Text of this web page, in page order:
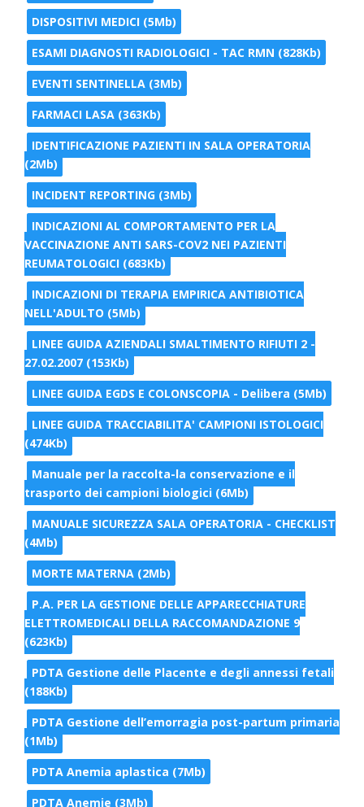
DISPOSITIVI MEDICI (5Mb)
ESAMI DIAGNOSTI RADIOLOGICI - TAC RMN (828Kb)
EVENTI SENTINELLA (3Mb)
FARMACI LASA (363Kb)
IDENTIFICAZIONE PAZIENTI IN SALA OPERATORIA
(2Mb)
INCIDENT REPORTING (3Mb)
INDICAZIONI AL COMPORTAMENTO PER LA
VACCINAZIONE ANTI SARS-COV2 NEI PAZIENTI
REUMATOLOGICI (683Kb)
INDICAZIONI DI TERAPIA EMPIRICA ANTIBIOTICA
NELL'ADULTO (5Mb)
LINEE GUIDA AZIENDALI SMALTIMENTO RIFIUTI 2 -
27.02.2007 (153Kb)
LINEE GUIDA EGDS E COLONSCOPIA - Delibera (5Mb)
LINEE GUIDA TRACCIABILITA' CAMPIONI ISTOLOGICI
(474Kb)
Manuale per la raccolta-la conservazione e il
trasporto dei campioni biologici (6Mb)
MANUALE SICUREZZA SALA OPERATORIA - CHECKLIST
(4Mb)
MORTE MATERNA (2Mb)
P.A. PER LA GESTIONE DELLE APPARECCHIATURE
ELETTROMEDICALI DELLA RACCOMANDAZIONE 9
(623Kb)
PDTA Gestione delle Placente e degli annessi fetali
(188Kb)
PDTA Gestione dell’emorragia post-partum primaria
(1Mb)
PDTA Anemia aplastica (7Mb)
PDTA Anemie (3Mb)